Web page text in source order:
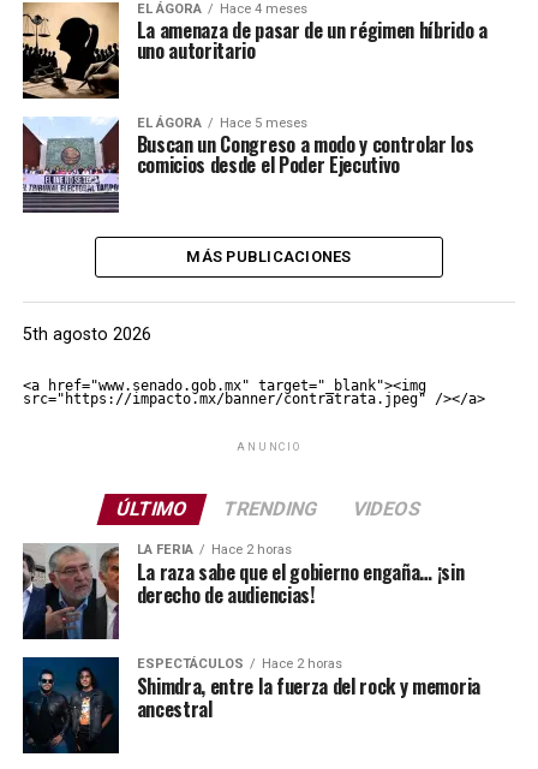
EL ÁGORA Hace 4 meses
La amenaza de pasar de un régimen híbrido a
uno autoritario
EL ÁGORA Hace 5 meses
Buscan un Congreso a modo y controlar los
comicios desde el Poder Ejecutivo
MÁS PUBLICACIONES
5th agosto 2026
<a href="www.senado.gob.mx" target="_blank"><img
src="https://impacto.mx/banner/contratrata.jpeg" /></a>
ANUNCIO
ÚLTIMO TRENDING VIDEOS
LA FERIA Hace 2 horas
La raza sabe que el gobierno engaña… ¡sin
derecho de audiencias!
ESPECTÁCULOS Hace 2 horas
Shimdra, entre la fuerza del rock y memoria
ancestral